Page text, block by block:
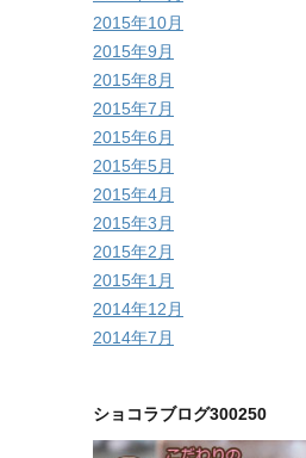
2015年10月
2015年9月
2015年8月
2015年7月
2015年6月
2015年5月
2015年4月
2015年3月
2015年2月
2015年1月
2014年12月
2014年7月
ショコラブログ300250